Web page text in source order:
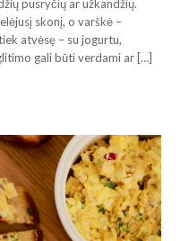
pusryčių ar užkandžių.
skonį, o varškė –
atvėsę – su jogurtu,
gali būti verdami ar […]